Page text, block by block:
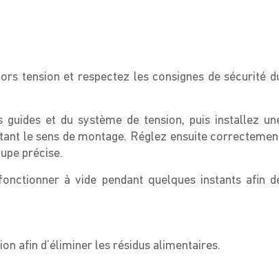
tension et respectez les consignes de sécurité
et du système de tension, puis installez
le sens de montage. Réglez ensuite
précise.
à vide pendant quelques instants afin
afin d’éliminer les résidus alimentaires.